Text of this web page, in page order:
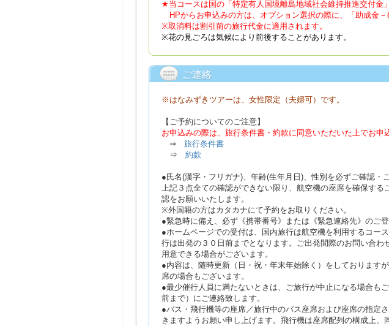
★当コースは国の「特定有人国境離島地域社会維持推進交付金
HPからお申込みの方は、オプション選択の際に、「助成金
※取消料は割引前の旅行代金に適用されます。
※花の見ごろは気候により前後することがあります。
ご連絡
※はなみずきツアーは、女性限定（夫婦可）です。
【ご予約についてのご注意】
お申込みの際は、旅行条件書・約款に同意いただいた上でお申
⇒ 旅行条件書
⇒ 約款
●氏名(漢字・フリガナ)、年齢(生年月日)、性別を必ずご確認・
上記３点全ての確認ができない限り、航空機の座席を確保す
認をお願いいたします。
※外国籍の方はカタカナにて予約をお取りください。
●緊急時に備え、必ず《携帯番号》または《緊急連絡先》のご登
●ホームページでの受付は、国内旅行は航空機を利用するコー
行は出発の３０日前までとなります。ご出発間際のお問い合
用意できる場合がございます。
●内容は、随時更新（日・祝・年末年始除く）をしております
席の場合もございます。
●最少催行人員に満たないときは、ご旅行が中止になる場合も
前まで）にご連絡致します。
●バス・飛行機等の座席／旅行中のバス座席および座席の指定
きますようお願い申し上げます。飛行機は座席配列の構成上